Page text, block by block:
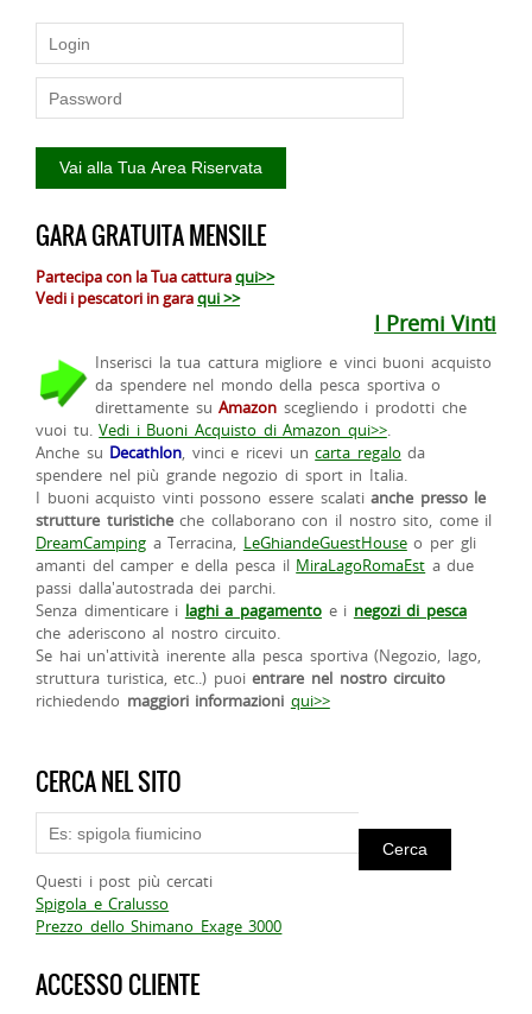
GARA GRATUITA MENSILE
Partecipa con la Tua catturaqui>>
Vedi i pescatori in garaqui >>
I Premi Vinti
Inserisci la tua cattura migliore e vinci buoni acquisto
da spendere nel mondo della pesca sportiva o
direttamente suAmazon scegliendo i prodotti che
vuoi tu.Vedi i Buoni Acquisto di Amazon qui>>.
Anche su Decathlon, vinci e ricevi uncarta regalo da
spendere nel più grande negozio di sport in Italia.
I buoni acquisto vinti possono essere scalatianche presso le
strutture turisticheche collaborano con il nostro sito, come il
DreamCamping a Terracina, LeGhiandeGuestHouseo per gli
amanti del camper e della pesca il MiraLagoRomaEst a due
passi dalla'autostrada dei parchi.
Senza dimenticare i laghi a pagamento e i negozi di pesca
che aderiscono al nostro circuito.
Se hai un'attività inerente alla pesca sportiva (Negozio, lago,
struttura turistica, etc..) puoientrare nel nostro circuito
richiedendo maggiori informazioni qui>>
CERCA NEL SITO
Questi i post più cercati
Spigola e Cralusso
Prezzo dello Shimano Exage 3000
ACCESSO CLIENTE